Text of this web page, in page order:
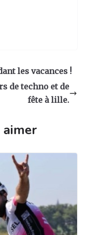
les vacances !
de techno et de
fête à lille.
aimer